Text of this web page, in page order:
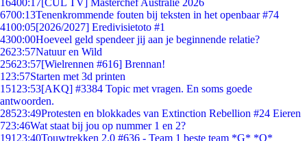
16400:17[CUL TV] Masterchef Australië 2026
6700:13Tenenkrommende fouten bij teksten in het openbaar #74
4100:05[2026/2027] Eredivisietoto #1
4300:00Hoeveel geld spendeer jij aan je beginnende relatie?
2623:57Natuur en Wild
25623:57[Wielrennen #616] Brennan!
1 23:57Starten met 3d printen
151 23:53[AKQ] #3384 Topic met vragen. En soms goede
antwoorden.
28523:49Protesten en blokkades van Extinction Rebellion #24 Eieren
723:46Wat staat bij jou op nummer 1 en 2?
191 23:40Touwtrekken 2.0 #636 - Team 1 beste team *G* *O*